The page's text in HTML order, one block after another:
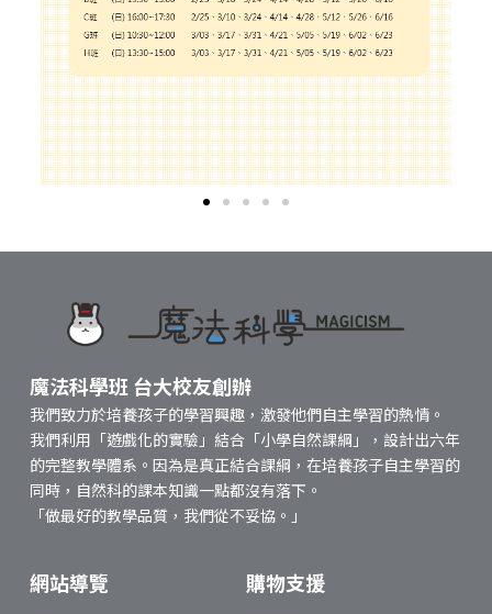
魔法科學班 台大校友創辦
我們致力於培養孩子的學習興趣，激發他們自主學習的熱情。
我們利用「遊戲化的實驗」結合「小學自然課綱」，設計出六年
的完整教學體系。因為是真正結合課綱，在培養孩子自主學習的
同時，自然科的課本知識一點都沒有落下。
「做最好的教學品質，我們從不妥協。」
網站導覽 購物支援